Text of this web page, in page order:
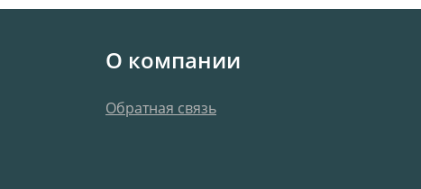
О компании
Обратная связь